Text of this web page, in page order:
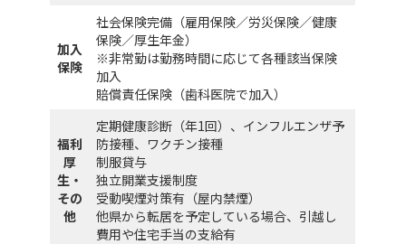
加入
保険
社会保険完備（雇用保険／労災保険／健康
保険／厚生年金）
※非常勤は勤務時間に応じて各種該当保険
加入
賠償責任保険（歯科医院で加入）
福利
厚
生・
その
他
定期健康診断（年1回）、インフルエンザ予
防接種、ワクチン接種
制服貸与
独立開業支援制度
受動喫煙対策有（屋内禁煙）
他県から転居を予定している場合、引越し
費用や住宅手当の支給有